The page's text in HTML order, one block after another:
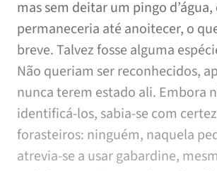
mas sem deitar um pingo d’água,
permaneceria até anoitecer, o
breve. Talvez fosse alguma
Não queriam ser reconhecidos,
nunca terem estado ali. Embora
identificá-los, sabia-se com
forasteiros: ninguém, naquela
atrevia-se a usar gabardine,